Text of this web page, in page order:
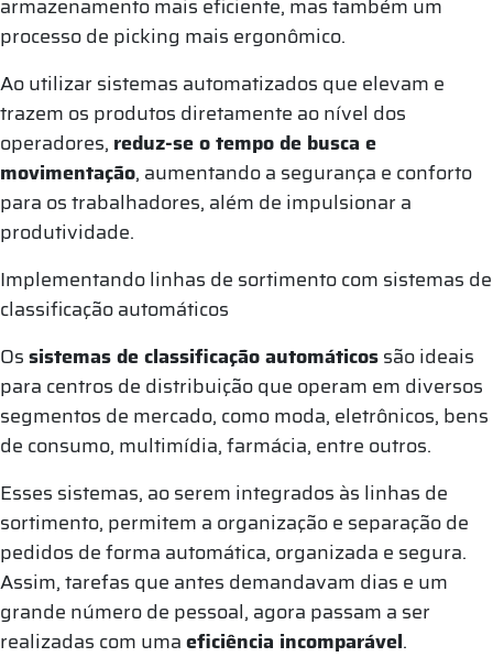
armazenamento mais eficiente, mas também um
processo de picking mais ergonômico.
Ao utilizar sistemas automatizados que elevam e
trazem os produtos diretamente ao nível dos
operadores, reduz-se o tempo de busca e
movimentação, aumentando a segurança e conforto
para os trabalhadores, além de impulsionar a
produtividade.
Implementando linhas de sortimento com sistemas de
classificação automáticos
Ossistemas de classificação automáticossão ideais
para centros de distribuição que operam em diversos
segmentos de mercado, como moda, eletrônicos, bens
de consumo, multimídia, farmácia, entre outros.
Esses sistemas, ao serem integrados às linhas de
sortimento, permitem a organização e separação de
pedidos de forma automática, organizada e segura.
Assim, tarefas que antes demandavam dias e um
grande número de pessoal, agora passam a ser
realizadas com umaeficiência incomparável.